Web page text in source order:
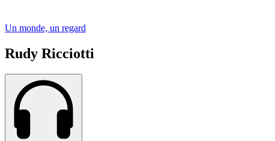
Un monde, un regard
Rudy Ricciotti